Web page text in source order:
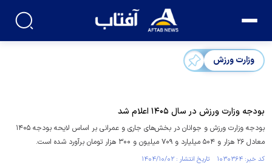
وزارت ورزش
بودجه وزارت ورزش در سال ۱۴۰۵ اعلام شد
بودجه وزارت ورزش و جوانان در بخش‌های جاری و عمرانی بر اساس لایحه بودجه ۱۴۰۵
معادل ۲۶ هزار و ۵۰۴ میلیارد و ۷۰۹ میلیون و ۳۰۰ هزار تومان برآورد شده است.
کد خبر: ۱۰۳۰۳۶۴ تاریخ انتشار : ۱۴۰۴/۱۰/۰۲